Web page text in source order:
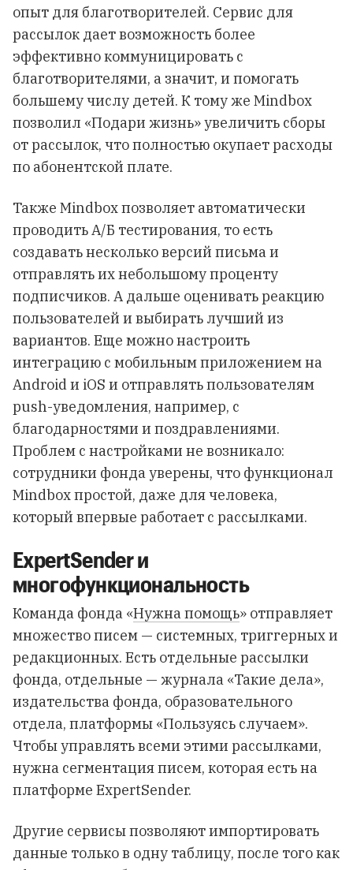
опыт для благотворителей. Сервис для
рассылок дает возможность более
эффективно коммуницировать с
благотворителями, а значит, и помогать
большему числу детей. К тому же Mindbox
позволил «Подари жизнь» увеличить сборы
от рассылок, что полностью окупает расходы
по абонентской плате.
Также Mindbox позволяет автоматически
проводить А/Б тестирования, то есть
создавать несколько версий письма и
отправлять их небольшому проценту
подписчиков. А дальше оценивать реакцию
пользователей и выбирать лучший из
вариантов. Еще можно настроить
интеграцию с мобильным приложением на
Android и iOS и отправлять пользователям
push-уведомления, например, с
благодарностями и поздравлениями.
Проблем с настройками не возникало:
сотрудники фонда уверены, что функционал
Mindbox простой, даже для человека,
который впервые работает с рассылками.
ExpertSender и
многофункциональность
Команда фонда «Нужна помощь» отправляет
множество писем — системных, триггерных и
редакционных. Есть отдельные рассылки
фонда, отдельные — журнала «Такие дела»,
издательства фонда, образовательного
отдела, платформы «Пользуясь случаем».
Чтобы управлять всеми этими рассылками,
нужна сегментация писем, которая есть на
платформе ExpertSender.
Другие сервисы позволяют импортировать
данные только в одну таблицу, после того как